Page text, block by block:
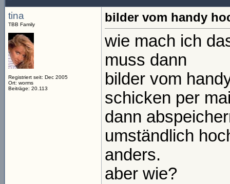
tina
TBB Family
Registriert seit: Dec 2005
Ort: worms
Beiträge: 20.113
bilder vom handy
wie mach ich
muss dann
bilder vom
schicken per
dann
umständlich
anders.
aber wie?